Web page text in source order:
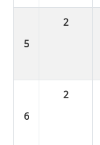
2
2